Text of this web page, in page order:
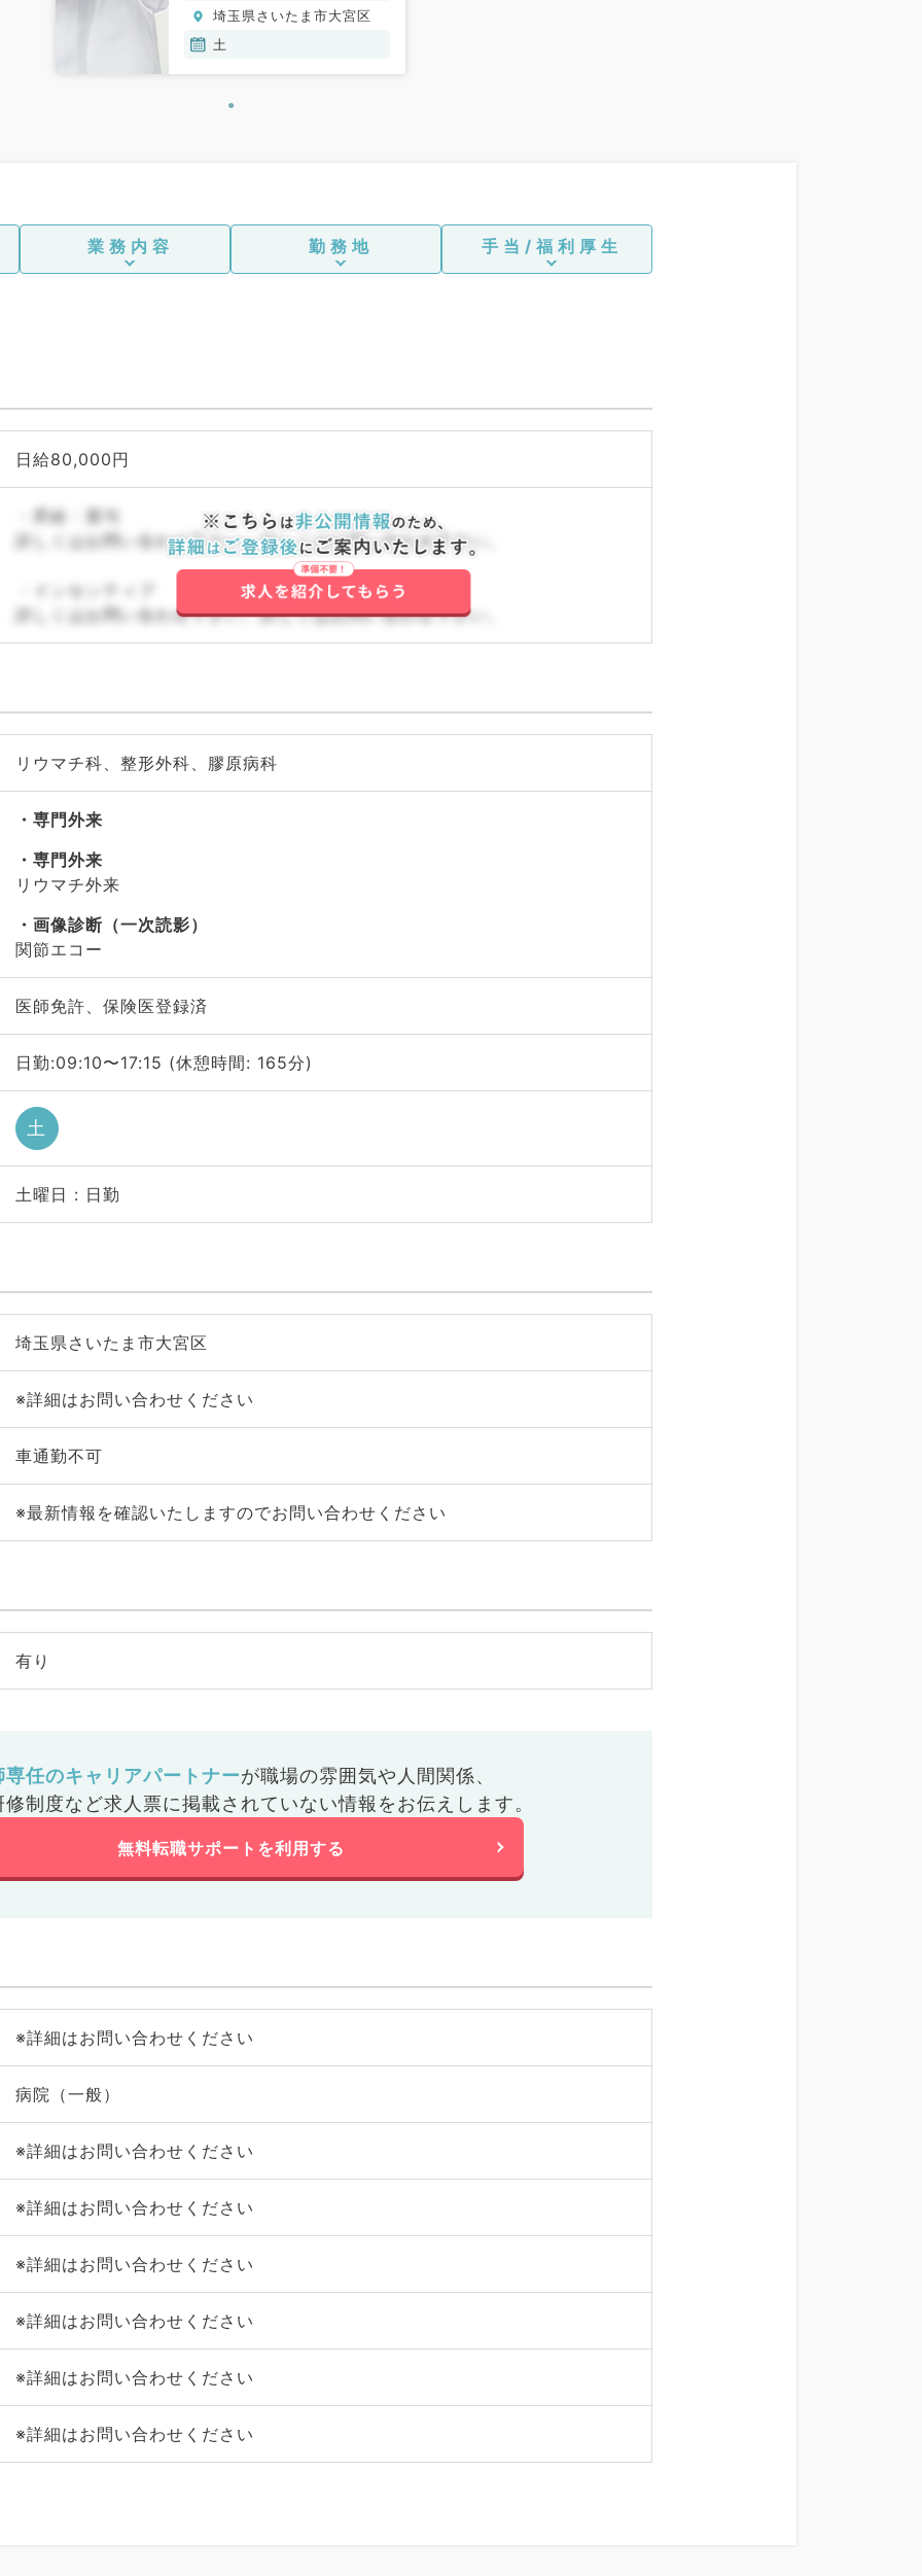
埼玉県さいたま市大宮区
土
業務内容 勤務地 手当/福利厚生
日給80,000円
・昇給・賞与
詳しくはお問い合わせ下さい。詳しくはお問い合わせ下さい。
・インセンティブ
詳しくはお問い合わせ下さい。詳しくはお問い合わせ下さい。
リウマチ科、整形外科、膠原病科
専門外来
専門外来
リウマチ外来
画像診断（一次読影）
関節エコー
医師免許、保険医登録済
日勤:09:10〜17:15 (休憩時間: 165分)
土
土曜日 : 日勤
埼玉県さいたま市大宮区
※詳細はお問い合わせください
車通勤不可
※最新情報を確認いたしますのでお問い合わせください
有り
専任のキャリアパートナーが職場の雰囲気や人間関係、
修制度など求人票に掲載されていない情報をお伝えします。
無料転職サポートを利用する
※詳細はお問い合わせください
病院（一般）
※詳細はお問い合わせください
※詳細はお問い合わせください
※詳細はお問い合わせください
※詳細はお問い合わせください
※詳細はお問い合わせください
※詳細はお問い合わせください